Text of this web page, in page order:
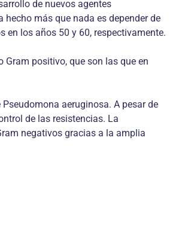
de nuevos agentes
más que nada es depender de
los años 50 y 60, respectivamente.
positivo, que son las que en
aeruginosa. A pesar de
de las resistencias. La
negativos gracias a la amplia